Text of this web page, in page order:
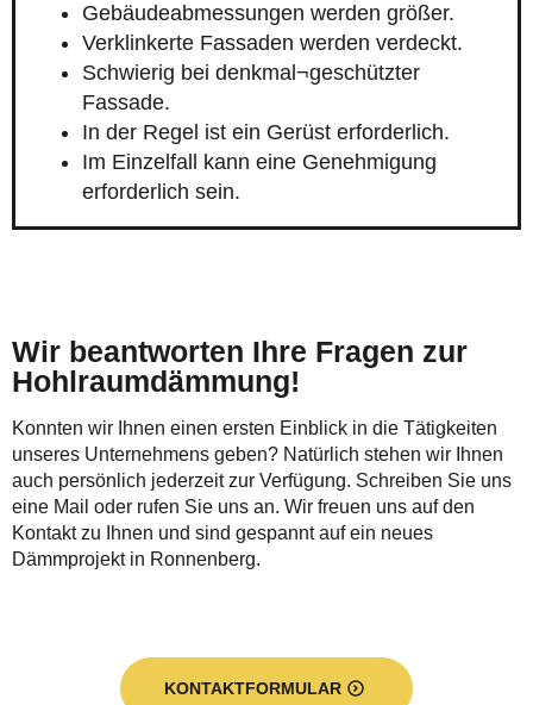
Gebäudeabmessungen werden größer.
Verklinkerte Fassaden werden verdeckt.
Schwierig bei denkmal¬geschützter
Fassade.
In der Regel ist ein Gerüst erforderlich.
Im Einzelfall kann eine Genehmigung
erforderlich sein.
Wir beantworten Ihre Fragen zur
Hohlraumdämmung!
Konnten wir Ihnen einen ersten Einblick in die Tätigkeiten
unseres Unternehmens geben? Natürlich stehen wir Ihnen
auch persönlich jederzeit zur Verfügung. Schreiben Sie uns
eine Mail oder rufen Sie uns an. Wir freuen uns auf den
Kontakt zu Ihnen und sind gespannt auf ein neues
Dämmprojekt in Ronnenberg.
KONTAKTFORMULAR